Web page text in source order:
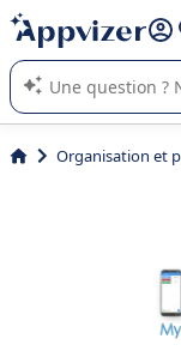
répondre (plusieurs
L'IA de Appvizer
logiciel SaaS en